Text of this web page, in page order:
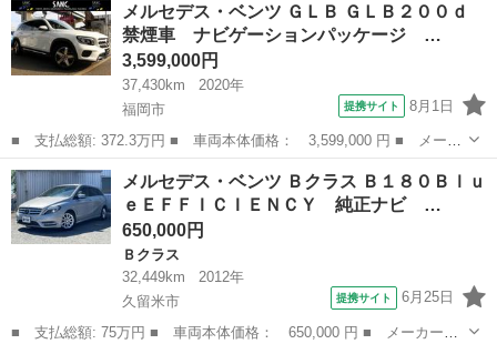
名： Ｂ１８０ ＡＭＧライン １オーナー 禁煙車 正規認定中古
車 認定２...
メルセデス・ベンツ ＧＬＢ ＧＬＢ２００ｄ
禁煙車 ナビゲーションパッケージ …
3,599,000円
37,430km
2020年
福岡市
提携サイト 8月1日
■ 支払総額: 372.3万円 ■ 車両本体価格： 3,599,000 円 ■ メーカ
ー名： メルセデス・ベンツ ■ 車種名： ＧＬＢ ■ グレード
名： ＧＬＢ２００ｄ 禁煙車 ナビゲーションパッケージ レーダ
ーセーフティ...
福岡 福岡市 ベンツ（メルセデス）
メルセデス・ベンツ Ｂクラス Ｂ１８０Ｂｌｕ
ｅＥＦＦＩＣＩＥＮＣＹ 純正ナビ …
650,000円
Ｂクラス
32,449km
2012年
久留米市
提携サイト 6月25日
■ 支払総額: 75万円 ■ 車両本体価格： 650,000 円 ■ メーカー